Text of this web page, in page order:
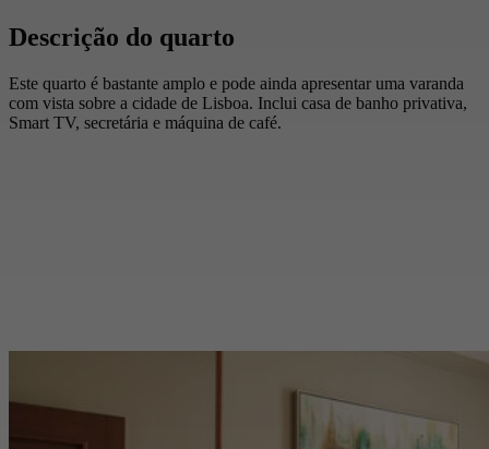
Descrição do quarto
Este quarto é bastante amplo e pode ainda apresentar uma varanda
com vista sobre a cidade de Lisboa. Inclui casa de banho privativa,
Smart TV, secretária e máquina de café.